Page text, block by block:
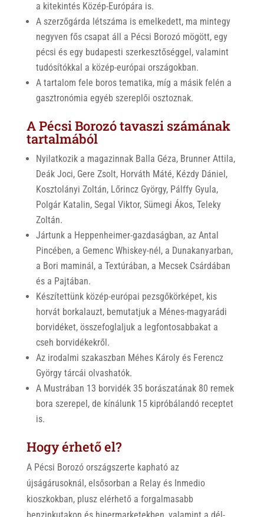
a kitekintés Közép-Európára is.
A szerzőgárda létszáma is emelkedett, ma mintegy
negyven fős csapat áll a Pécsi Borozó mögött, egy
pécsi és egy budapesti szerkesztőséggel, valamint
tudósítókkal a közép-európai országokban.
A tartalom fele boros tematika, míg a másik felén a
gasztronómia egyéb szereplői osztoznak.
A Pécsi Borozó tavaszi számának
tartalmából
Nyilatkozik a magazinnak Balla Géza, Brunner Attila,
Deák Joci, Gere Zsolt, Horváth Máté, Kézdy Dániel,
Kosztolányi Zoltán, Lőrincz György, Pálffy Gyula,
Polgár Katalin, Segal Viktor, Sümegi Ákos, Teleky
Zoltán.
Jártunk a Heppenheimer-gazdaságban, az Antal
Pincében, a Gemenc Whiskey-nél, a Dunakanyarban,
a Bori maminál, a Textúrában, a Mecsek Csárdában
és a Pajtában.
Készítettünk közép-európai pezsgőkörképet, kis
horvát borkalauzt, bemutatjuk a Ménes-magyarádi
borvidéket, összefoglaljuk a legfontosabbakat a
cseh borvidékekről.
Az irodalmi szakaszban Méhes Károly és Ferencz
György tárcái olvashatók.
A Mustrában 13 borvidék 35 borászatának 80 remek
bora szerepel, de kínálunk 15 kipróbálandó receptet
is.
Hogy érhető el?
A Pécsi Borozó országszerte kapható az
újságárusoknál, elsősorban a Relay és Inmedio
kioszkokban, plusz elérhető a forgalmasabb